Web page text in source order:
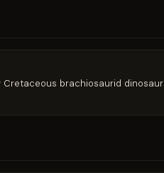
brachiosaurid